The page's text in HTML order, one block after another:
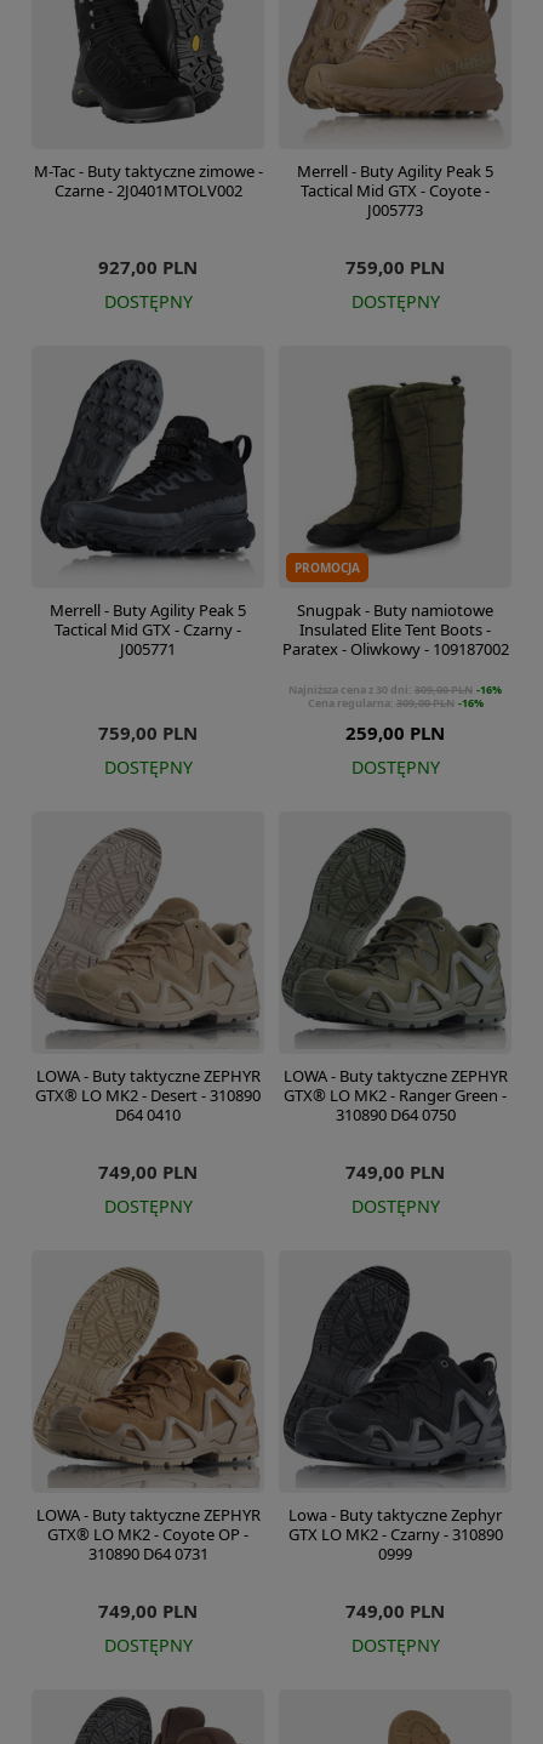
M-Tac - Buty taktyczne zimowe -
Czarne - 2J0401MTOLV002
927,00 PLN
DOSTĘPNY
Merrell - Buty Agility Peak 5
Tactical Mid GTX - Coyote -
J005773
759,00 PLN
DOSTĘPNY
Merrell - Buty Agility Peak 5
Tactical Mid GTX - Czarny -
J005771
759,00 PLN
DOSTĘPNY
PROMOCJA
Snugpak - Buty namiotowe
Insulated Elite Tent Boots -
Paratex - Oliwkowy - 109187002
259,00 PLN
Najniższa cena z 30 dni: 309,00 PLN -16%
Cena regularna: 309,00 PLN -16%
DOSTĘPNY
LOWA - Buty taktyczne ZEPHYR
GTX® LO MK2 - Desert - 310890
D64 0410
749,00 PLN
DOSTĘPNY
LOWA - Buty taktyczne ZEPHYR
GTX® LO MK2 - Ranger Green -
310890 D64 0750
749,00 PLN
DOSTĘPNY
LOWA - Buty taktyczne ZEPHYR
GTX® LO MK2 - Coyote OP -
310890 D64 0731
749,00 PLN
DOSTĘPNY
Lowa - Buty taktyczne Zephyr
GTX LO MK2 - Czarny - 310890
0999
749,00 PLN
DOSTĘPNY